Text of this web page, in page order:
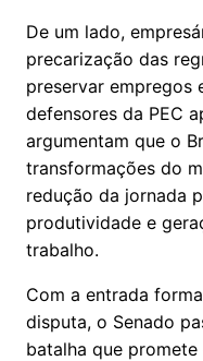
De um lado,
precarização das
preservar empregos
defensores da PEC
argumentam que o
transformações do
redução da jornada
produtividade e
trabalho.
Com a entrada
disputa, o Senado
batalha que